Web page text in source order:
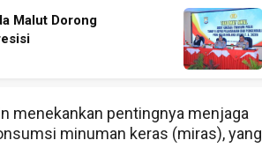
Malut Dorong
menekankan pentingnya menjaga
minuman keras (miras), yang